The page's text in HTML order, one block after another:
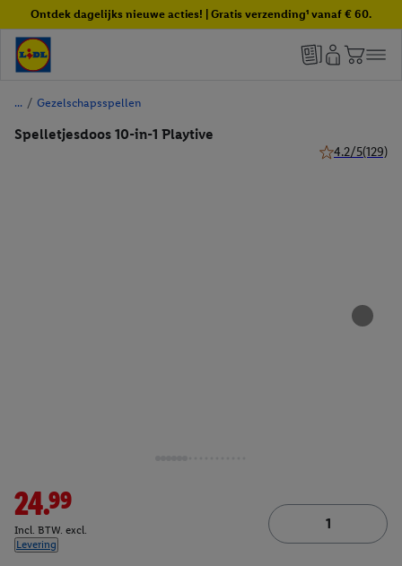
Ontdek dagelijks nieuwe acties! | Gratis verzending¹ vanaf € 60.
/ Gezelschapsspellen
Spelletjesdoos 10-in-1 Playtive
4.2/5(129)
24.99
Incl. BTW. excl.
Levering